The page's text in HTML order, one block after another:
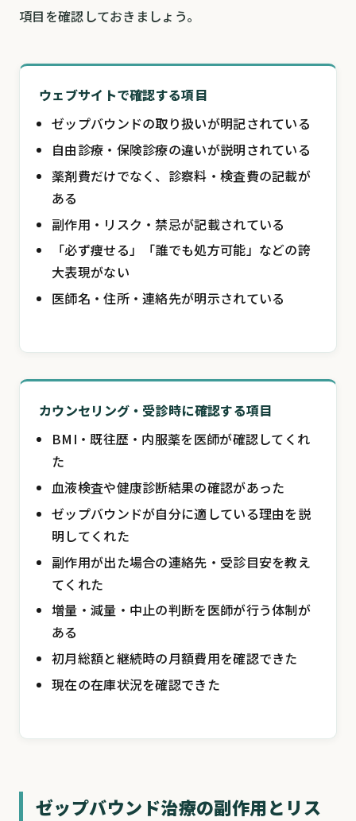
項目を確認しておきましょう。
ウェブサイトで確認する項目
ゼップバウンドの取り扱いが明記されている
自由診療・保険診療の違いが説明されている
薬剤費だけでなく、診察料・検査費の記載が
ある
副作用・リスク・禁忌が記載されている
「必ず痩せる」「誰でも処方可能」などの誇
大表現がない
医師名・住所・連絡先が明示されている
カウンセリング・受診時に確認する項目
BMI・既往歴・内服薬を医師が確認してくれ
た
血液検査や健康診断結果の確認があった
ゼップバウンドが自分に適している理由を説
明してくれた
副作用が出た場合の連絡先・受診目安を教え
てくれた
増量・減量・中止の判断を医師が行う体制が
ある
初月総額と継続時の月額費用を確認できた
現在の在庫状況を確認できた
ゼップバウンド治療の副作用とリス